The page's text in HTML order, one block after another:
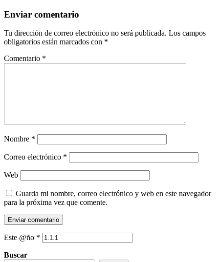
Enviar comentario
Tu dirección de correo electrónico no será publicada. Los campos
obligatorios están marcados con *
Comentario *
Nombre *
Correo electrónico *
Web
Guarda mi nombre, correo electrónico y web en este navegador
para la próxima vez que comente.
Este @ño *
Buscar